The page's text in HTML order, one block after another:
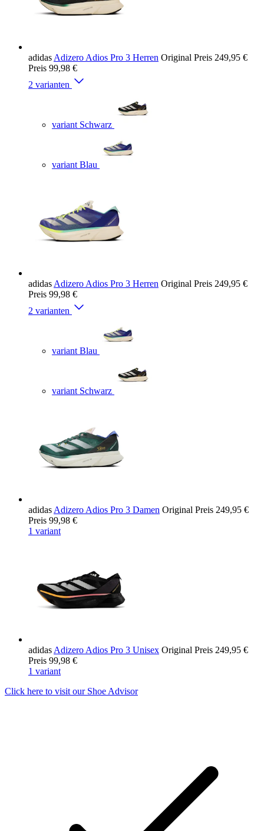
adidas Adizero Adios Pro 3 Herren Original Preis 249,95 €
Preis 99,98 €
2 varianten
variant Schwarz
variant Blau
adidas Adizero Adios Pro 3 Herren Original Preis 249,95 €
Preis 99,98 €
2 varianten
variant Blau
variant Schwarz
adidas Adizero Adios Pro 3 Damen Original Preis 249,95 €
Preis 99,98 €
1 variant
adidas Adizero Adios Pro 3 Unisex Original Preis 249,95 €
Preis 99,98 €
1 variant
Click here to visit our Shoe Advisor